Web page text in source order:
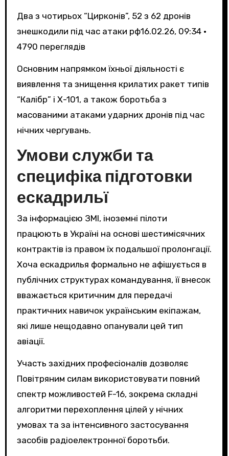
Два з чотирьох “Цирконів”, 52 з 62 дронів
знешкодили під час атаки рф16.02.26, 09:34 •
4790 переглядiв
Основним напрямком їхньої діяльності є
виявлення та знищення крилатих ракет типів
“Калібр” і Х-101, а також боротьба з
масованими атаками ударних дронів під час
нічних чергувань.
Умови служби та
специфіка підготовки
ескадрильї
За інформацією ЗМІ, іноземні пілоти
працюють в Україні на основі шестимісячних
контрактів із правом їх подальшої пролонгації.
Хоча ескадрилья формально не афішується в
публічних структурах командування, її внесок
вважається критичним для передачі
практичних навичок українським екіпажам,
які лише нещодавно опанували цей тип
авіації.
Участь західних професіоналів дозволяє
Повітряним силам використовувати повний
спектр можливостей F-16, зокрема складні
алгоритми перехоплення цілей у нічних
умовах та за інтенсивного застосування
засобів радіоелектронної боротьби.